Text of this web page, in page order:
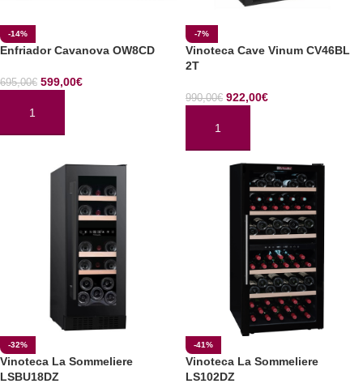
-14%
Enfriador Cavanova OW8CD
695,00€ 599,00€
AÑADIR AL CARRITO
-7%
Vinoteca Cave Vinum CV46BL
2T
990,00€ 922,00€
AÑADIR AL CARRITO
-32%
Vinoteca La Sommeliere
LSBU18DZ
-41%
Vinoteca La Sommeliere
LS102DZ